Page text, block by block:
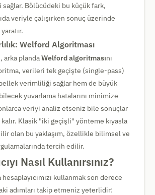
Bölücüdeki bu küçük fark,
veriyle çalışırken sonuç üzerinde
Welford Algoritması
arka plandaWelford algoritmasını
verileri tek geçişte (single-pass)
verimliliği sağlar hem de büyük
yuvarlama hatalarını minimize
veriyi analiz etseniz bile sonuçlar
Klasik "iki geçişli" yönteme kıyasla
olan bu yaklaşım, özellikle bilimsel ve
tercih edilir.
Nasıl Kullanırsınız?
kullanmak son derece
adımları takip etmeniz yeterlidir: